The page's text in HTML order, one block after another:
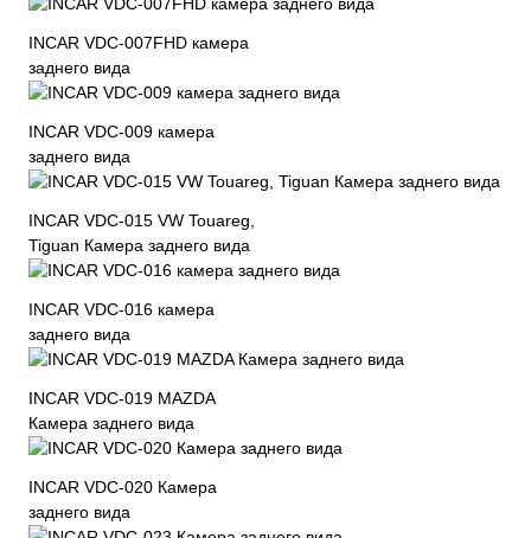
INCAR VDC-007FHD камера
заднего вида
INCAR VDC-009 камера
заднего вида
INCAR VDC-015 VW Touareg,
Tiguan Камера заднего вида
INCAR VDC-016 камера
заднего вида
INCAR VDC-019 MAZDA
Камера заднего вида
INCAR VDC-020 Камера
заднего вида